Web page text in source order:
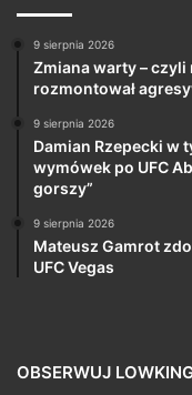
9 sierpnia 2026
Zmiana warty –
rozmontował
9 sierpnia 2026
Damian Rzepecki w
wymówek po UFC
gorszy”
9 sierpnia 2026
Mateusz Gamrot
UFC Vegas
OBSERWUJ